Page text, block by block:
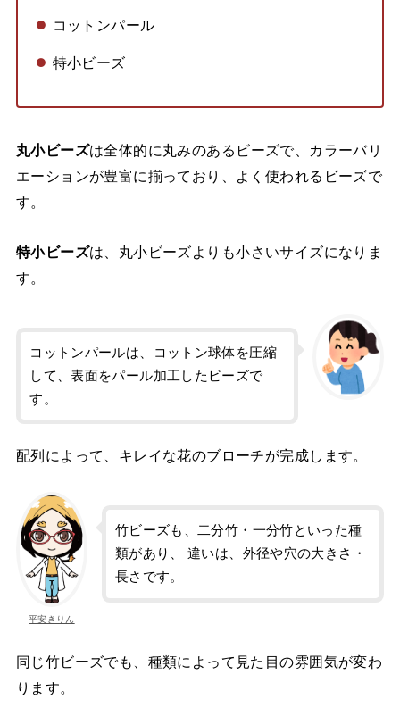
コットンパール
特小ビーズ
丸小ビーズは全体的に丸みのあるビーズで、カラーバリ
エーションが豊富に揃っており、よく使われるビーズで
す。
特小ビーズは、丸小ビーズよりも小さいサイズになりま
す。
コットンパールは、コットン球体を圧縮
して、表面をパール加工したビーズで
す。
配列によって、キレイな花のブローチが完成します。
平安きりん
竹ビーズも、二分竹・一分竹といった種
類があり、 違いは、外径や穴の大きさ・
長さです。
同じ竹ビーズでも、種類によって見た目の雰囲気が変わ
ります。